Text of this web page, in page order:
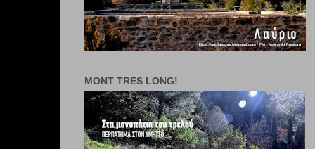
MONT TRES LONG!